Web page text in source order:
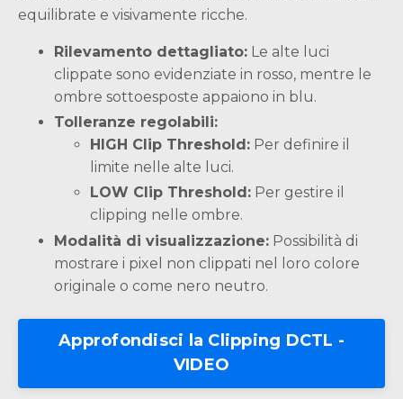
equilibrate e visivamente ricche.
Rilevamento dettagliato: Le alte luci
clippate sono evidenziate in rosso, mentre le
ombre sottoesposte appaiono in blu.
Tolleranze regolabili:
HIGH Clip Threshold: Per definire il
limite nelle alte luci.
LOW Clip Threshold: Per gestire il
clipping nelle ombre.
Modalità di visualizzazione: Possibilità di
mostrare i pixel non clippati nel loro colore
originale o come nero neutro.
Approfondisci la Clipping DCTL -
VIDEO